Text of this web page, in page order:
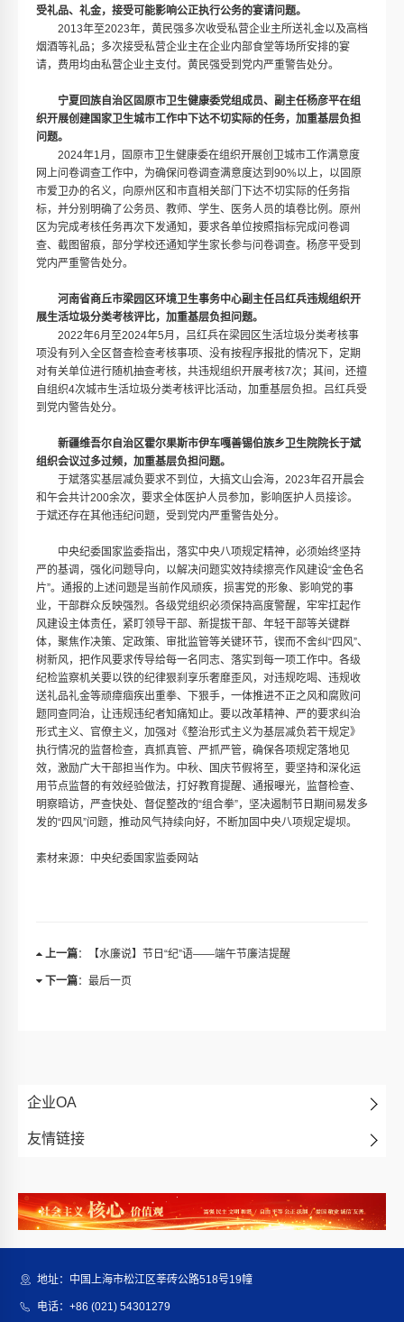
受礼品、礼金，接受可能影响公正执行公务的宴请问题。
2013年至2023年，黄民强多次收受私营企业主所送礼金以及高档
烟酒等礼品；多次接受私营企业主在企业内部食堂等场所安排的宴
请，费用均由私营企业主支付。黄民强受到党内严重警告处分。
宁夏回族自治区固原市卫生健康委党组成员、副主任杨彦平在组
织开展创建国家卫生城市工作中下达不切实际的任务，加重基层负担
问题。
2024年1月，固原市卫生健康委在组织开展创卫城市工作满意度
网上问卷调查工作中，为确保问卷调查满意度达到90%以上，以固原
市爱卫办的名义，向原州区和市直相关部门下达不切实际的任务指
标，并分别明确了公务员、教师、学生、医务人员的填卷比例。原州
区为完成考核任务再次下发通知，要求各单位按照指标完成问卷调
查、截图留痕，部分学校还通知学生家长参与问卷调查。杨彦平受到
党内严重警告处分。
河南省商丘市梁园区环境卫生事务中心副主任吕红兵违规组织开
展生活垃圾分类考核评比，加重基层负担问题。
2022年6月至2024年5月，吕红兵在梁园区生活垃圾分类考核事
项没有列入全区督查检查考核事项、没有按程序报批的情况下，定期
对有关单位进行随机抽查考核，共违规组织开展考核7次；其间，还擅
自组织4次城市生活垃圾分类考核评比活动，加重基层负担。吕红兵受
到党内警告处分。
新疆维吾尔自治区霍尔果斯市伊车嘎善锡伯族乡卫生院院长于斌
组织会议过多过频，加重基层负担问题。
于斌落实基层减负要求不到位，大搞文山会海，2023年召开晨会
和午会共计200余次，要求全体医护人员参加，影响医护人员接诊。
于斌还存在其他违纪问题，受到党内严重警告处分。
中央纪委国家监委指出，落实中央八项规定精神，必须始终坚持
严的基调，强化问题导向，以解决问题实效持续擦亮作风建设“金色名
片”。通报的上述问题是当前作风顽疾，损害党的形象、影响党的事
业，干部群众反映强烈。各级党组织必须保持高度警醒，牢牢扛起作
风建设主体责任，紧盯领导干部、新提拔干部、年轻干部等关键群
体，聚焦作决策、定政策、审批监管等关键环节，锲而不舍纠“四风”、
树新风，把作风要求传导给每一名同志、落实到每一项工作中。各级
纪检监察机关要以铁的纪律狠刹享乐奢靡歪风，对违规吃喝、违规收
送礼品礼金等顽瘴痼疾出重拳、下狠手，一体推进不正之风和腐败问
题同查同治，让违规违纪者知痛知止。要以改革精神、严的要求纠治
形式主义、官僚主义，加强对《整治形式主义为基层减负若干规定》
执行情况的监督检查，真抓真管、严抓严管，确保各项规定落地见
效，激励广大干部担当作为。中秋、国庆节假将至，要坚持和深化运
用节点监督的有效经验做法，打好教育提醒、通报曝光，监督检查、
明察暗访，严查快处、督促整改的“组合拳”，坚决遏制节日期间易发多
发的“四风”问题，推动风气持续向好，不断加固中央八项规定堤坝。
素材来源：中央纪委国家监委网站
上一篇：【水廉说】节日“纪”语——端午节廉洁提醒
下一篇：最后一页
企业OA
友情链接
地址：中国上海市松江区莘砖公路518号19幢
电话：+86 (021) 54301279